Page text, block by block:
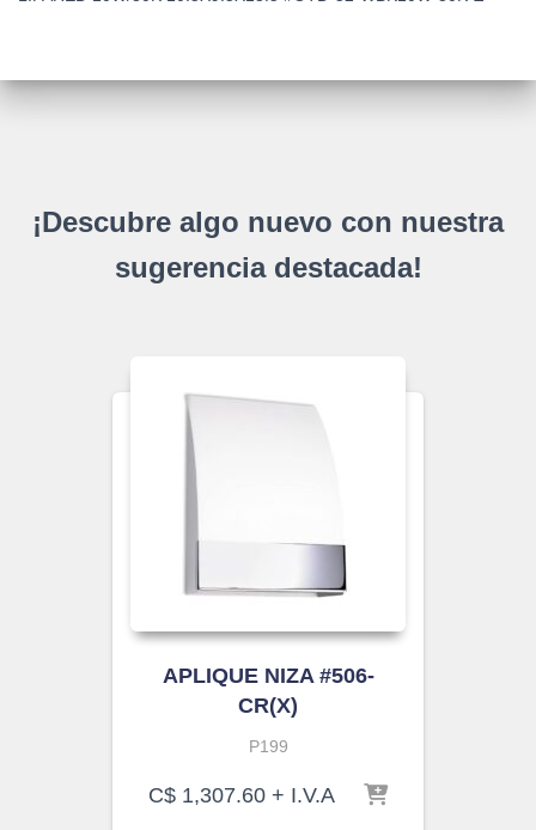
¡Descubre algo nuevo con nuestra
sugerencia destacada!
APLIQUE NIZA #506-
CR(X)
P199
C$ 1,307.60 + I.V.A